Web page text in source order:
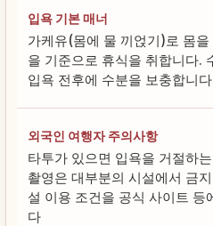
입욕 기본 매너
가케유(몸에 물 끼얹기)로 몸
을 기준으로 휴식을 취합니다.
입욕 전후에 수분을 보충합니다
외국인 여행자 주의사항
타투가 있으면 입욕을 거절하
촬영은 대부분의 시설에서 금
설 이용 조건을 공식 사이트 등
다